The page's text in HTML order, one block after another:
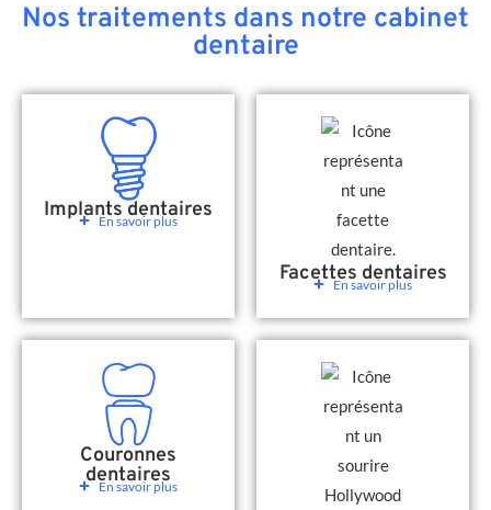
Nos traitements dans notre cabinet
dentaire
Implants dentaires
En savoir plus
Facettes dentaires
En savoir plus
Couronnes
dentaires
En savoir plus